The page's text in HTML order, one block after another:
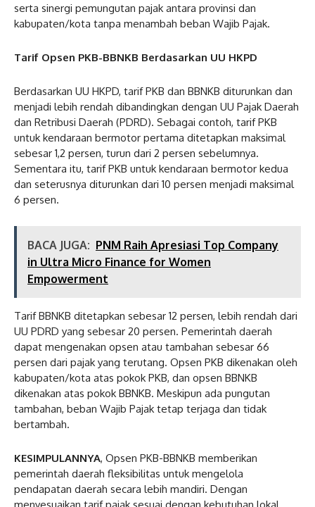
serta sinergi pemungutan pajak antara provinsi dan
kabupaten/kota tanpa menambah beban Wajib Pajak.
Tarif Opsen PKB-BBNKB Berdasarkan UU HKPD
Berdasarkan UU HKPD, tarif PKB dan BBNKB diturunkan dan
menjadi lebih rendah dibandingkan dengan UU Pajak Daerah
dan Retribusi Daerah (PDRD). Sebagai contoh, tarif PKB
untuk kendaraan bermotor pertama ditetapkan maksimal
sebesar 1,2 persen, turun dari 2 persen sebelumnya.
Sementara itu, tarif PKB untuk kendaraan bermotor kedua
dan seterusnya diturunkan dari 10 persen menjadi maksimal
6 persen.
BACA JUGA: PNM Raih Apresiasi Top Company
in Ultra Micro Finance for Women
Empowerment
Tarif BBNKB ditetapkan sebesar 12 persen, lebih rendah dari
UU PDRD yang sebesar 20 persen. Pemerintah daerah
dapat mengenakan opsen atau tambahan sebesar 66
persen dari pajak yang terutang. Opsen PKB dikenakan oleh
kabupaten/kota atas pokok PKB, dan opsen BBNKB
dikenakan atas pokok BBNKB. Meskipun ada pungutan
tambahan, beban Wajib Pajak tetap terjaga dan tidak
bertambah.
KESIMPULANNYA, Opsen PKB-BBNKB memberikan
pemerintah daerah fleksibilitas untuk mengelola
pendapatan daerah secara lebih mandiri. Dengan
menyesuaikan tarif pajak sesuai dengan kebutuhan lokal,